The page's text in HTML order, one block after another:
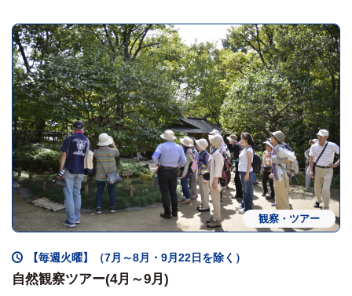
観察・ツアー
【毎週火曜】（7月～8月・9月22日を除く）
自然観察ツアー(4月～9月)